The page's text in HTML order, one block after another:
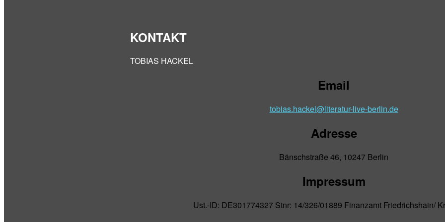
KONTAKT
TOBIAS HACKEL
Email
tobias.hackel@literatur-live-berlin.de
Adresse
Bänschstraße 46, 10247 Berlin
Impressum
Ust.-ID: DE301774327 Stnr: 14/326/01889 Finanzamt Friedrichshain/